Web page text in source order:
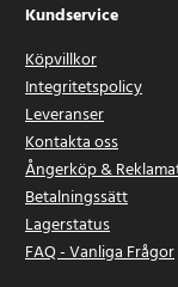
Kundservice
Köpvillkor
Integritetspolicy
Leveranser
Kontakta oss
Ångerköp &
Betalningssätt
Lagerstatus
FAQ - Vanliga Frågor